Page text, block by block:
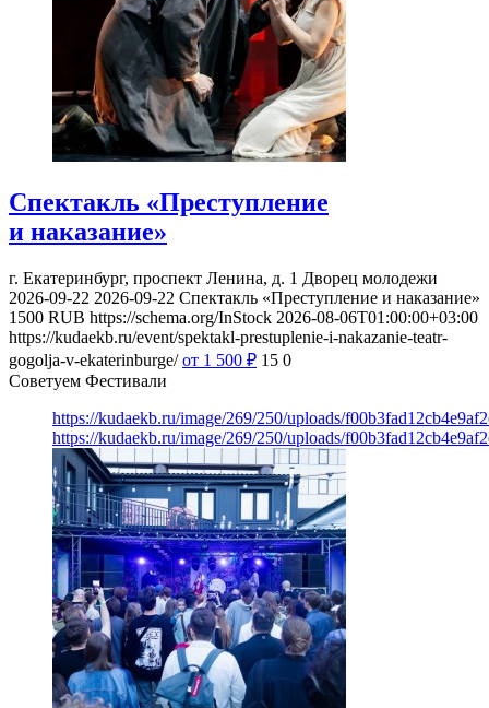
Спектакль «Преступление
и наказание»
г. Екатеринбург, проспект Ленина, д. 1 Дворец молодежи
2026-09-22 2026-09-22 Спектакль «Преступление и наказание»
1500 RUB https://schema.org/InStock 2026-08-06T01:00:00+03:00
https://kudaekb.ru/event/spektakl-prestuplenie-i-nakazanie-teatr-
gogolja-v-ekaterinburge/ от 1 500 ₽ 15 0
Советуем Фестивали
https://kudaekb.ru/image/269/250/uploads/
https://kudaekb.ru/image/269/250/uploads/